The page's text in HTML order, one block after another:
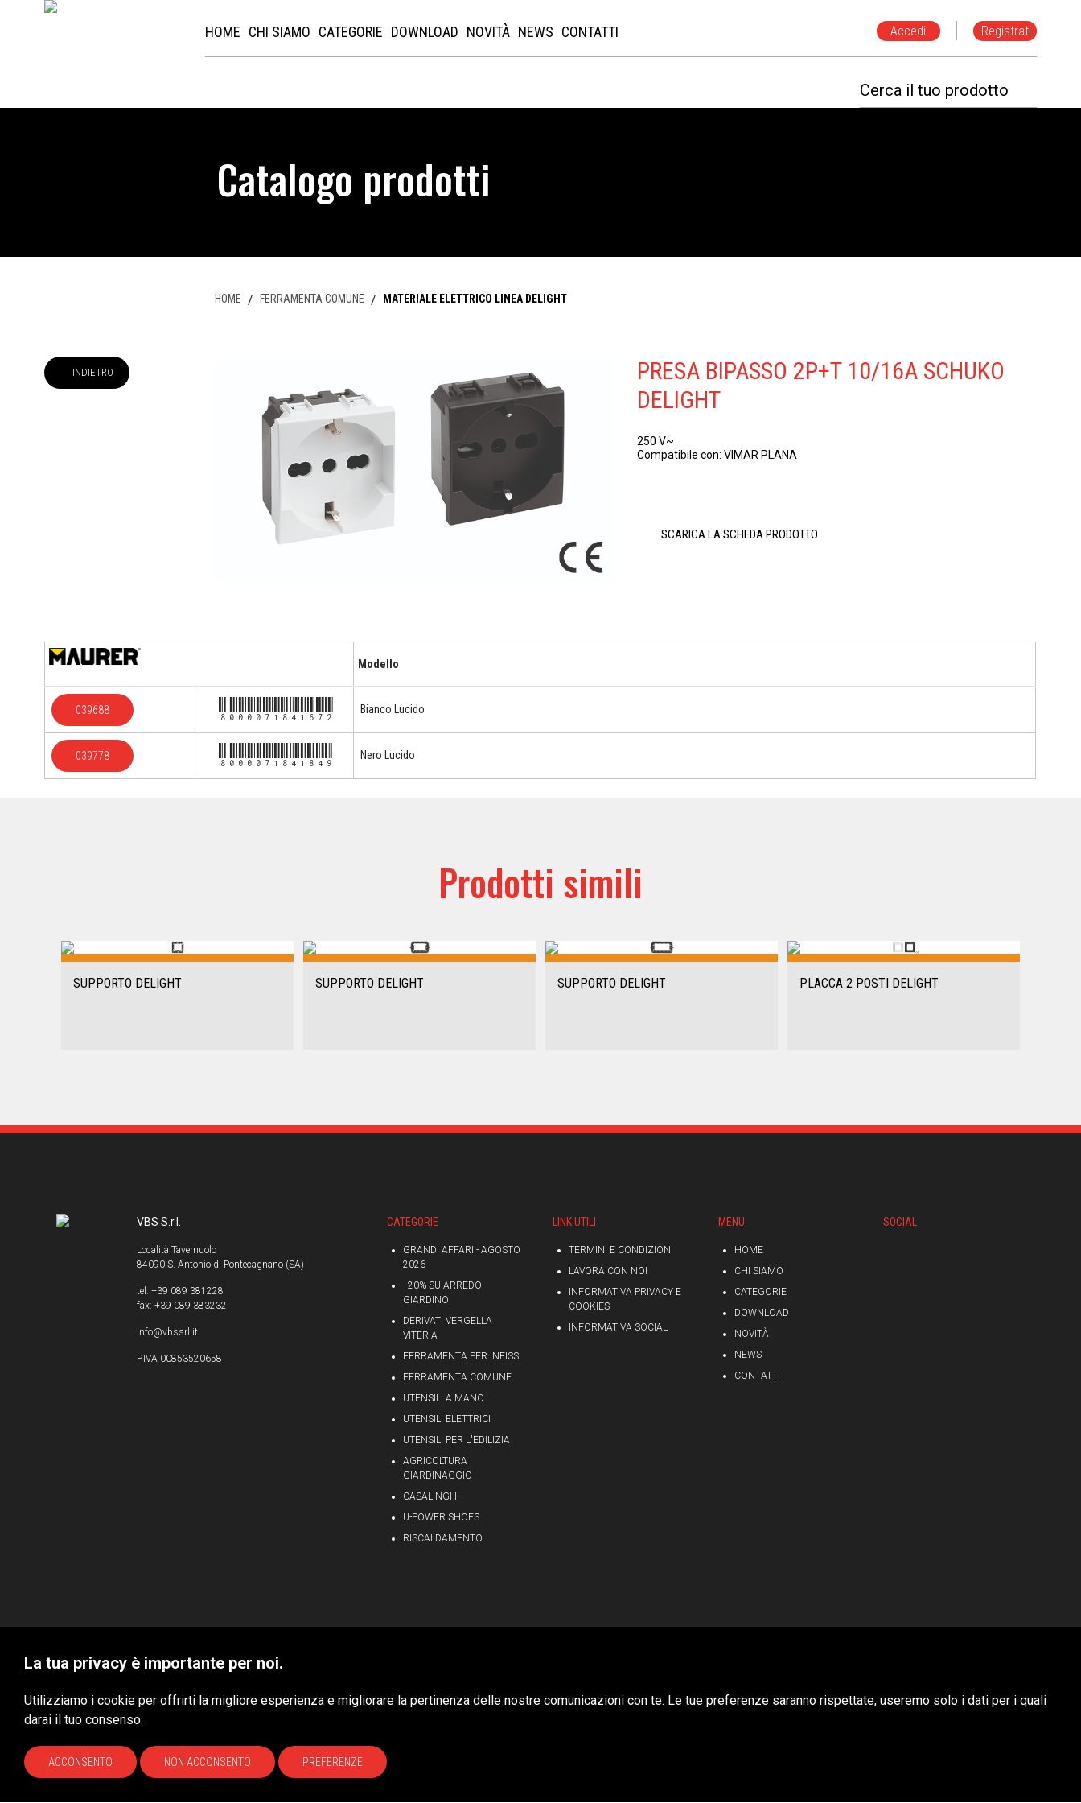
Registrati
Accedi
HOME CHI SIAMO CATEGORIE DOWNLOAD NOVITÀ NEWS CONTATTI
Catalogo prodotti
HOME / FERRAMENTA COMUNE / MATERIALE ELETTRICO LINEA DELIGHT
INDIETRO
PRESA BIPASSO 2P+T 10/16A SCHUKO
DELIGHT
250 V~
Compatibile con: VIMAR PLANA
SCARICA LA SCHEDA PRODOTTO
Modello
039688 8000071841672 Bianco Lucido
039778 8000071841849 Nero Lucido
Prodotti simili
SUPPORTO DELIGHT SUPPORTO DELIGHT SUPPORTO DELIGHT PLACCA 2 POSTI DELIGHT
VBS S.r.l.
Località Tavernuolo
84090 S. Antonio di Pontecagnano (SA)
tel: +39 089 381228
fax: +39 089 383232
info@vbssrl.it
P.IVA 00853520658
CATEGORIE
GRANDI AFFARI - AGOSTO
2026
- 20% SU ARREDO
GIARDINO
DERIVATI VERGELLA
VITERIA
FERRAMENTA PER INFISSI
FERRAMENTA COMUNE
UTENSILI A MANO
UTENSILI ELETTRICI
UTENSILI PER L'EDILIZIA
AGRICOLTURA
GIARDINAGGIO
CASALINGHI
U-POWER SHOES
RISCALDAMENTO
LINK UTILI
TERMINI E CONDIZIONI
LAVORA CON NOI
INFORMATIVA PRIVACY E
COOKIES
INFORMATIVA SOCIAL
MENU
HOME
CHI SIAMO
CATEGORIE
DOWNLOAD
NOVITÀ
NEWS
CONTATTI
SOCIAL
VBS S.r.l. © 2020 - Tutti i diritti riservati Privacy & Cookie Policy HUBITAT
La tua privacy è importante per noi.
Utilizziamo i cookie per offrirti la migliore esperienza e migliorare la pertinenza delle nostre comunicazioni con te. Le tue preferenze saranno rispettate, useremo solo i dati per i quali
darai il tuo consenso.
ACCONSENTO NON ACCONSENTO PREFERENZE